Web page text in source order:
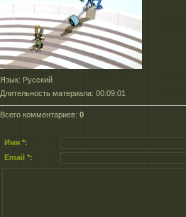
Язык: Русский
Длительность материала: 00:09:01
Всего комментариев: 0
Имя *:
Email *: